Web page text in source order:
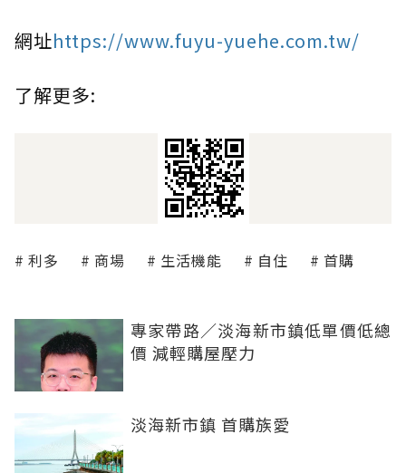
網址https://www.fuyu-yuehe.com.tw/
了解更多:
利多 商場 生活機能 自住 首購
專家帶路／淡海新市鎮低單價低總
價 減輕購屋壓力
淡海新市鎮 首購族愛